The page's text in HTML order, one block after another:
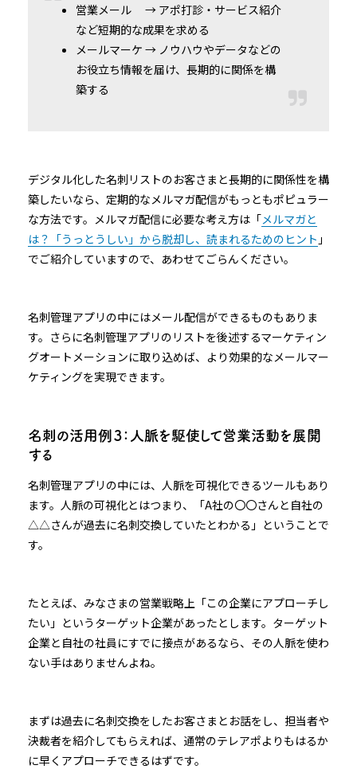
営業メール → アポ打診・サービス紹介
など短期的な成果を求める
メールマーケ → ノウハウやデータなどの
お役立ち情報を届け、長期的に関係を構
築する
デジタル化した名刺リストのお客さまと長期的に関係性を構
築したいなら、定期的なメルマガ配信がもっともポピュラー
な方法です。メルマガ配信に必要な考え方は「メルマガと
は？「うっとうしい」から脱却し、読まれるためのヒント 」
でご紹介していますので、あわせてごらんください。
名刺管理アプリの中にはメール配信ができるものもありま
す。さらに名刺管理アプリのリストを後述するマーケティン
グオートメーションに取り込めば、より効果的なメールマー
ケティングを実現できます。
名刺の活用例３：人脈を駆使して営業活動を展開
する
名刺管理アプリの中には、人脈を可視化できるツールもあり
ます。人脈の可視化とはつまり、「A社の〇〇さんと自社の
△△さんが過去に名刺交換していたとわかる」ということで
す。
たとえば、みなさまの営業戦略上「この企業にアプローチし
たい」というターゲット企業があったとします。ターゲット
企業と自社の社員にすでに接点があるなら、その人脈を使わ
ない手はありませんよね。
まずは過去に名刺交換をしたお客さまとお話をし、担当者や
決裁者を紹介してもらえれば、通常のテレアポよりもはるか
に早くアプローチできるはずです。